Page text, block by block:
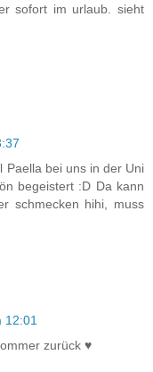
sofort im urlaub. sieht
Paella bei uns in der Uni
begeistert :D Da kann
schmecken hihi, muss
12:01
zurück ♥